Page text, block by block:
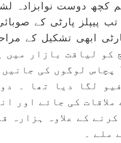
کچھ دوست نوابزادہ
ابھی تشکیل کے
پہلے 2 مارچ کو لیاقت
پچاس لوگوں کی
لگا دیا تھا ۔
کی جائے اور
کے علاوہ ہزارہ
ملے ۔